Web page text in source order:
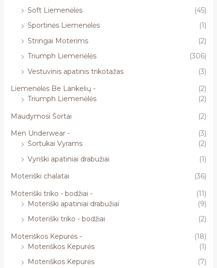
Soft Liemenėlės
(45)
Sportinės Liemenėlės
(1)
Stringai Moterims
(2)
Triumph Liemenėlės
(306)
Vestuvinis apatinis trikotažas
(3)
Liemenėlės Be Lankelių -
(2)
Triumph Liemenėlės
(2)
Maudymosi Šortai
(2)
Men Underwear -
(3)
Šortukai Vyrams
(2)
Vyriški apatiniai drabužiai
(1)
Moteriški chalatai
(36)
Moteriški triko - bodžiai -
(11)
Moteriški apatiniai drabužiai
(9)
Moteriški triko - bodžiai
(2)
Moteriškos Kepurės -
(18)
Moteriškos Kepurės
(1)
Moteriškos Kepurės
(7)